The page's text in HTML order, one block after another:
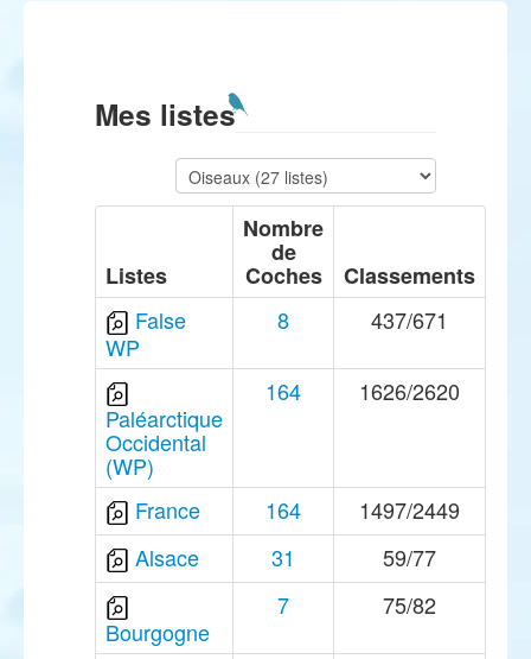
Mes listes
Listes
Nombre
de
Coches
Classements
False
WP
8 437/671
Paléarctique
Occidental
(WP)
164 1626/2620
France 164
1497/2449
Alsace
31 59/77
Bourgogne
7 75/82